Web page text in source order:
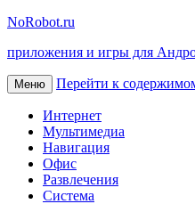
NoRobot.ru
приложения и игры для
Меню Перейти к
Интернет
Мультимедиа
Навигация
Офис
Развлечения
Система